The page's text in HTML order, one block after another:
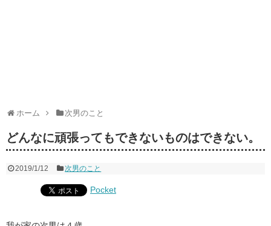
ホーム 次男のこと
どんなに頑張ってもできないものはできない。
2019/1/12 次男のこと
Pocket